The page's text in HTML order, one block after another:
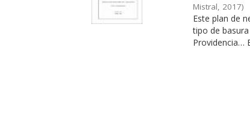
Mistral 2017)
Este plan de
tipo de
Providencia…